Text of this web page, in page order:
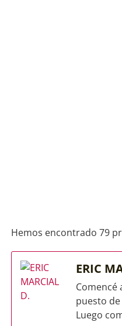
Hemos encontrado 79
ERIC
Comencé
puesto
Luego